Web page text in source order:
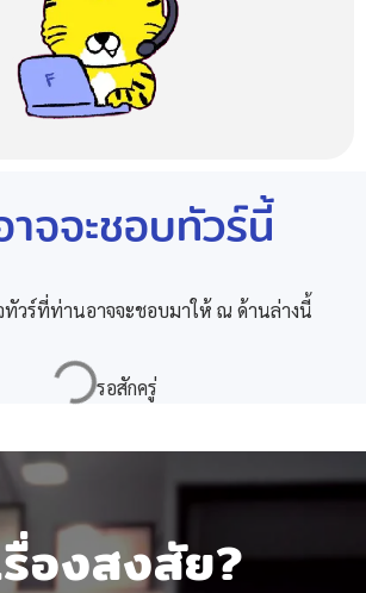
จจะชอบทัวร์นี้
ทัวร์ที่ท่านอาจจะชอบมาให้ ณ ด้านล่างนี้
องสงสัย?